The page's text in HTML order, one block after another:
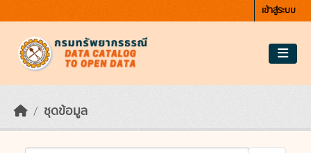
เข้าสู่ระบบ
ชุดข้อมูล